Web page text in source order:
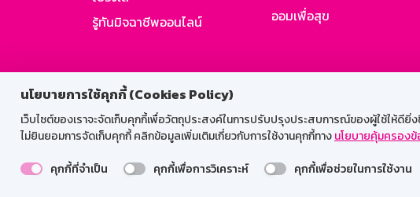
นโยบายการใช้คุกกี้ (Cookies Policy)
เว็บไซต์ของเราจะจัดเก็บคุกกี้เพื่อวัตถุประสงค์ในการปรับปรุงประสบการณ์ของผู้ใช้ให้ดียิ่
ไม่ยินยอมการจัดเก็บคุกกี้ คลิกข้อมูลเพิ่มเติมเกี่ยวกับการใช้งานคุกกี้ทางนโยบายคุ้มครอง
คุกกี้ที่จำเป็น
คุกกี้เพื่อการวิเคราะห์ คุกกี้เพื่อช่วยในการใช้งาน
รู้ทันมิจฉาชีพออนไลน์
ออมเพื่อสุข
รองรับ